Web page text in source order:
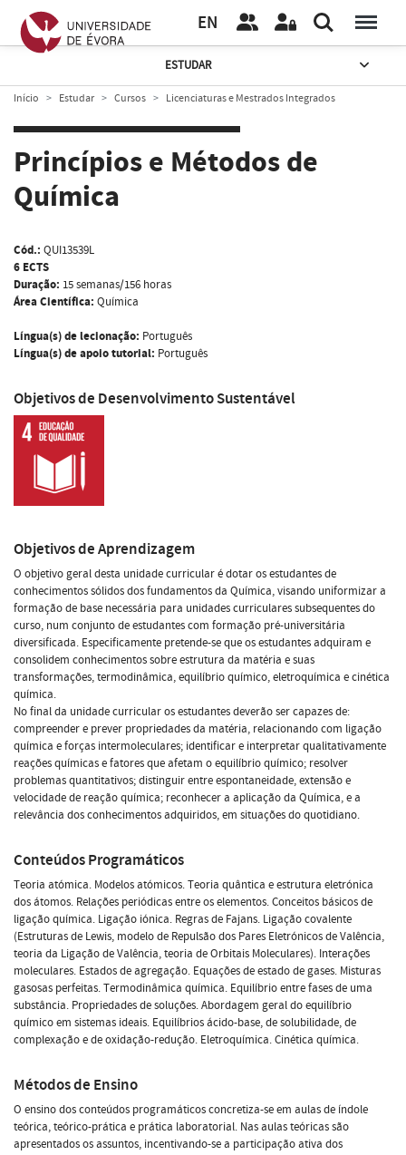
EN
ESTUDAR
Início Estudar Cursos Licenciaturas e Mestrados Integrados
Princípios e Métodos de
Química
Cód.: QUI13539L
6 ECTS
Duração: 15 semanas/156 horas
Área Científica: Química
Língua(s) de lecionação: Português
Língua(s) de apoio tutorial: Português
Objetivos de Desenvolvimento Sustentável
Objetivos de Aprendizagem
O objetivo geral desta unidade curricular é dotar os estudantes de
conhecimentos sólidos dos fundamentos da Química, visando uniformizar a
formação de base necessária para unidades curriculares subsequentes do
curso, num conjunto de estudantes com formação pré-universitária
diversificada. Especificamente pretende-se que os estudantes adquiram e
consolidem conhecimentos sobre estrutura da matéria e suas
transformações, termodinâmica, equilíbrio químico, eletroquímica e cinética
química.
No final da unidade curricular os estudantes deverão ser capazes de:
compreender e prever propriedades da matéria, relacionando com ligação
química e forças intermoleculares; identificar e interpretar qualitativamente
reações químicas e fatores que afetam o equilíbrio químico; resolver
problemas quantitativos; distinguir entre espontaneidade, extensão e
velocidade de reação química; reconhecer a aplicação da Química, e a
relevância dos conhecimentos adquiridos, em situações do quotidiano.
Conteúdos Programáticos
Teoria atómica. Modelos atómicos. Teoria quântica e estrutura eletrónica
dos átomos. Relações periódicas entre os elementos. Conceitos básicos de
ligação química. Ligação iónica. Regras de Fajans. Ligação covalente
(Estruturas de Lewis, modelo de Repulsão dos Pares Eletrónicos de Valência,
teoria da Ligação de Valência, teoria de Orbitais Moleculares). Interações
moleculares. Estados de agregação. Equações de estado de gases. Misturas
gasosas perfeitas. Termodinâmica química. Equilíbrio entre fases de uma
substância. Propriedades de soluções. Abordagem geral do equilíbrio
químico em sistemas ideais. Equilíbrios ácido-base, de solubilidade, de
complexação e de oxidação-redução. Eletroquímica. Cinética química.
Métodos de Ensino
O ensino dos conteúdos programáticos concretiza-se em aulas de índole
teórica, teórico-prática e prática laboratorial. Nas aulas teóricas são
apresentados os assuntos, incentivando-se a participação ativa dos